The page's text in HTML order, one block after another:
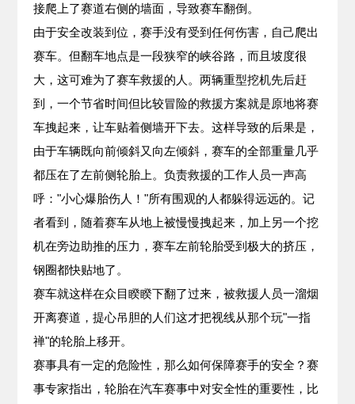
接爬上了赛道右侧的墙面，导致赛车翻倒。
由于安全改装到位，赛手没有受到任何伤害，自己爬出
赛车。但翻车地点是一段狭窄的峡谷路，而且坡度很
大，这可难为了赛车救援的人。两辆重型挖机先后赶
到，一个节省时间但比较冒险的救援方案就是原地将赛
车拽起来，让车贴着侧墙开下去。这样导致的后果是，
由于车辆既向前倾斜又向左倾斜，赛车的全部重量几乎
都压在了左前侧轮胎上。负责救援的工作人员一声高
呼："小心爆胎伤人！"所有围观的人都躲得远远的。记
者看到，随着赛车从地上被慢慢拽起来，加上另一个挖
机在旁边助推的压力，赛车左前轮胎受到极大的挤压，
钢圈都快贴地了。
赛车就这样在众目睽睽下翻了过来，被救援人员一溜烟
开离赛道，提心吊胆的人们这才把视线从那个玩"一指
禅"的轮胎上移开。
赛事具有一定的危险性，那么如何保障赛手的安全？赛
事专家指出，轮胎在汽车赛事中对安全性的重要性，比